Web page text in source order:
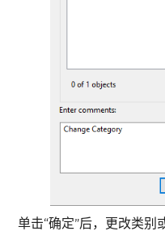
单击“确定”后，更改类别